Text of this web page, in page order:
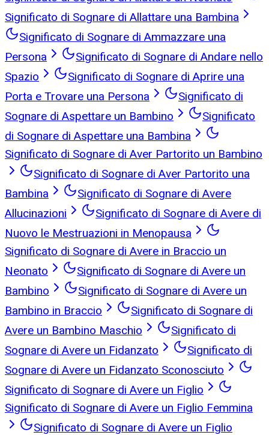
Significato di Sognare di Allattare una Bambina
Significato di Sognare di Ammazzare una
Persona
Significato di Sognare di Andare nello
Spazio
Significato di Sognare di Aprire una
Porta e Trovare una Persona
Significato di
Sognare di Aspettare un Bambino
Significato
di Sognare di Aspettare una Bambina
Significato di Sognare di Aver Partorito un Bambino
Significato di Sognare di Aver Partorito una
Bambina
Significato di Sognare di Avere
Allucinazioni
Significato di Sognare di Avere di
Nuovo le Mestruazioni in Menopausa
Significato di Sognare di Avere in Braccio un
Neonato
Significato di Sognare di Avere un
Bambino
Significato di Sognare di Avere un
Bambino in Braccio
Significato di Sognare di
Avere un Bambino Maschio
Significato di
Sognare di Avere un Fidanzato
Significato di
Sognare di Avere un Fidanzato Sconosciuto
Significato di Sognare di Avere un Figlio
Significato di Sognare di Avere un Figlio Femmina
Significato di Sognare di Avere un Figlio